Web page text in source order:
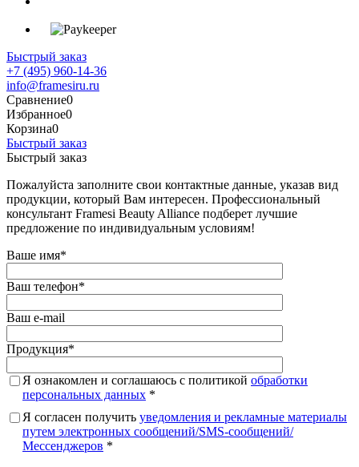
Быстрый заказ
+7 (495) 960-14-36
info@framesiru.ru
Сравнение0
Избранное0
Корзина0
Быстрый заказ
Быстрый заказ
Пожалуйста заполните свои контактные данные, указав вид
продукции, который Вам интересен. Профессиональный
консультант Framesi Beauty Alliance подберет лучшие
предложение по индивидуальным условиям!
Ваше имя*
Ваш телефон*
Ваш e-mail
Продукция*
Я ознакомлен и соглашаюсь с политикой обработки
персональных данных *
Я согласен получить уведомления и рекламные материалы
путем электронных сообщений/SMS-сообщений/
Мессенджеров *